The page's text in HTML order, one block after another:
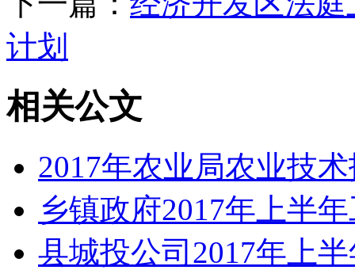
计划
相关公文
2017年农业局农业技
乡镇政府2017年上半
县城投公司2017年上